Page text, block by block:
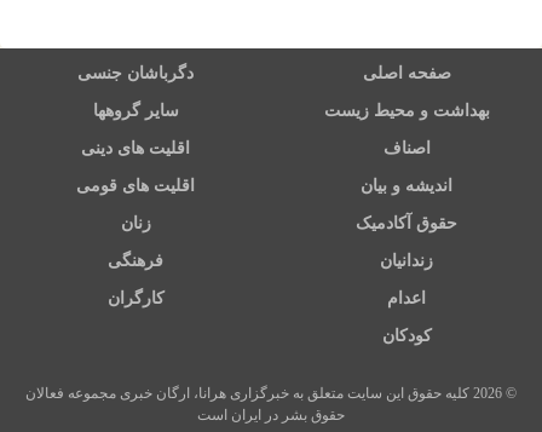
صفحه اصلی دگرباشان جنسی
بهداشت و محیط زیست سایر گروهها
اصناف اقلیت های دینی
اندیشه و بیان اقلیت های قومی
حقوق آکادمیک زنان
زندانیان فرهنگی
اعدام کارگران
کودکان
© 2026 کلیه حقوق این سایت متعلق به خبرگزاری هرانا، ارگان خبری مجموعه فعالان
حقوق بشر در ایران است